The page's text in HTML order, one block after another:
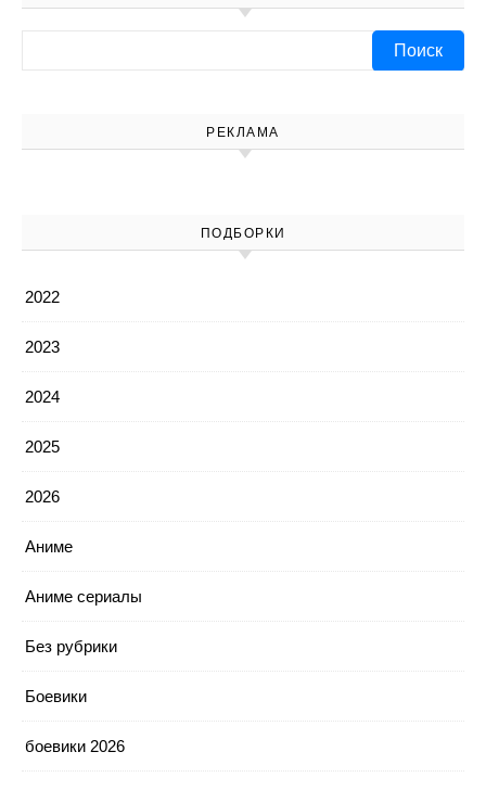
РЕКЛАМА
ПОДБОРКИ
2022
2023
2024
2025
2026
Аниме
Аниме сериалы
Без рубрики
Боевики
боевики 2026